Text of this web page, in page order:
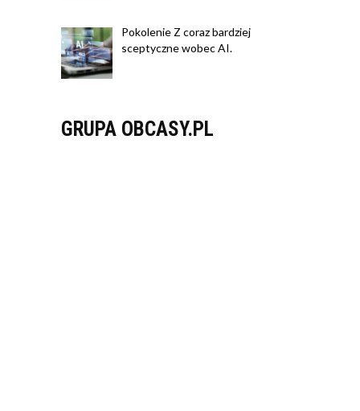
Pokolenie Z coraz bardziej
sceptyczne wobec AI.
GRUPA OBCASY.PL